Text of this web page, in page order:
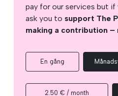
pay for our services but if
ask you to support The
making a contribution –
En gång
2.50 € / month